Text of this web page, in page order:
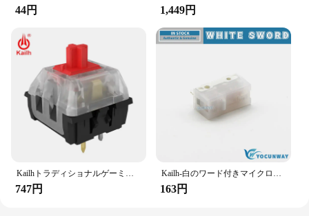
44円 1,449円
Kailhトラディショナルゲーミングメカニカルキーボードスイッチsmd、ブラウン/レッド/ブルー/ブラックキーステム、3ピン付き
747円
Kailh-白のワード付きマイクロスイッチ,100万の片,ゲーミングマウススイッチ,3ピン,新品,オリジナル
163円